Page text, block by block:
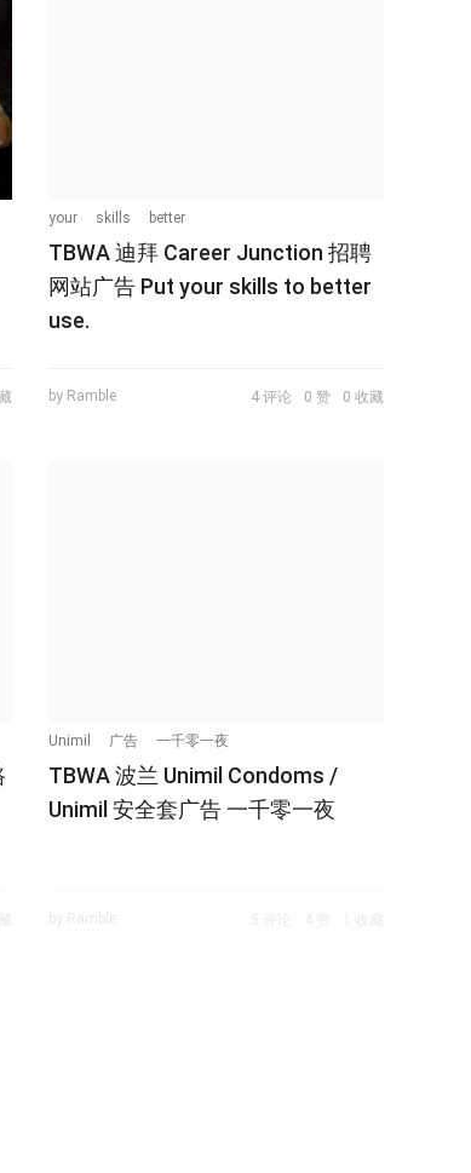
your skills better
TBWA 迪拜 Career Junction 招聘
网站广告 Put your skills to better
use.
by Ramble 4 评论 0 赞 0 收藏
Unimil 广告 一千零一夜
TBWA 波兰 Unimil Condoms /
Unimil 安全套广告 一千零一夜